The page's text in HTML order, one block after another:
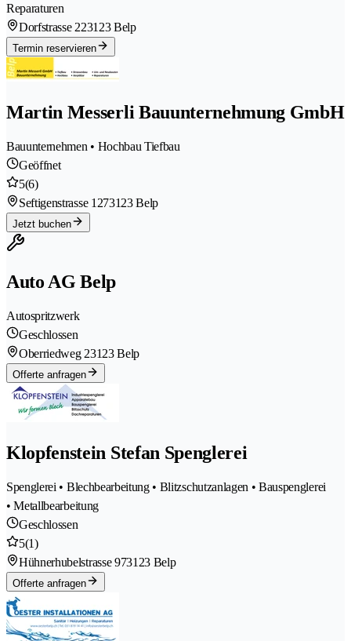
Reparaturen
Dorfstrasse 223123 Belp
Termin reservieren
Martin Messerli Bauunternehmung GmbH
Bauunternehmen • Hochbau Tiefbau
Geöffnet
5(6)
Seftigenstrasse 1273123 Belp
Jetzt buchen
Auto AG Belp
Autospritzwerk
Geschlossen
Oberriedweg 23123 Belp
Offerte anfragen
Klopfenstein Stefan Spenglerei
Spenglerei • Blechbearbeitung • Blitzschutzanlagen • Bauspenglerei
• Metallbearbeitung
Geschlossen
5(1)
Hühnerhubelstrasse 973123 Belp
Offerte anfragen